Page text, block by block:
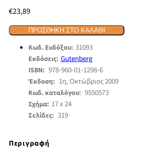
€23,89
ΠΡΟΣΘΉΚΗ ΣΤΟ ΚΑΛΆΘΙ
Κωδ. Ευδόξου: 31093
Εκδόσεις: Gutenberg
ISBN: 978-960-01-1298-6
Έκδοση: 1η, Οκτώβριος 2009
Κωδ. καταλόγου: 9550573
Σχήμα: 17 x 24
Σελίδες: 319
Περιγραφή